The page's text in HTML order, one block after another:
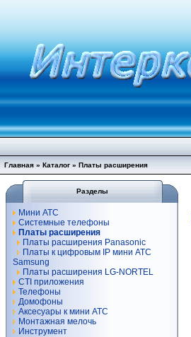
Главная » Каталог » Платы расширения
Разделы
Мини АТС
Системные телефоны
Платы расширения
Платы расширения Panasonic
Платы к цифровым IP мини АТС
Samsung
Платы расширения LG-NORTEL
CTI приложения
Телефоны
Домофоны
Аксесуары к мини АТС
Монтажная мелочь
Инструмент